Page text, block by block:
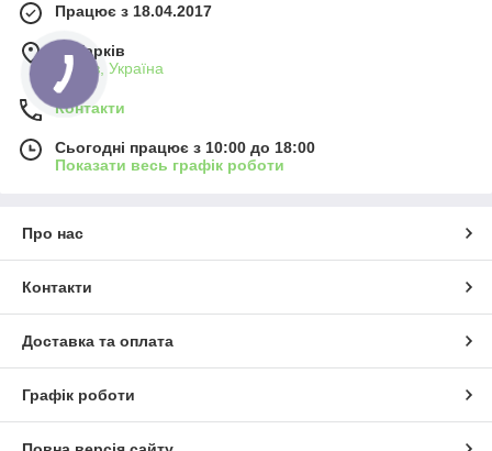
Працює з 18.04.2017
м. Харків
Харків, Україна
Контакти
Сьогодні працює з 10:00 до 18:00
Показати весь графік роботи
Про нас
Контакти
Доставка та оплата
Графік роботи